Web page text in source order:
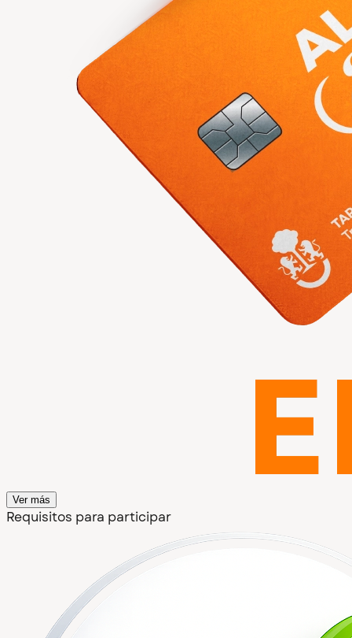
Ver más
Requisitos para participar